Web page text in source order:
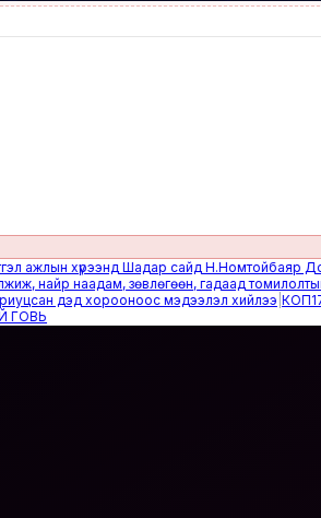
хүрээнд Шадар сайд Н.Номтойбаяр
наадам, зөвлөгөөн, гадаад томилолтыг
дэд хорооноос мэдээлэл хийлээ|КОП17